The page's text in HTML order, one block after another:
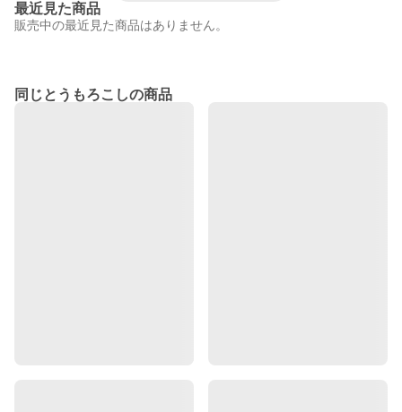
最近見た商品
販売中の最近見た商品はありません。
同じとうもろこしの商品